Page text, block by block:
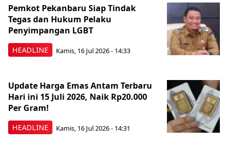
HEADLINE
Pemkot Pekanbaru Siap Tindak
Tegas dan Hukum Pelaku
Penyimpangan LGBT
Kamis, 16 Jul 2026 - 14:33
HEADLINE
Update Harga Emas Antam Terbaru
Hari ini 15 Juli 2026, Naik Rp20.000
Per Gram!
Kamis, 16 Jul 2026 - 14:31